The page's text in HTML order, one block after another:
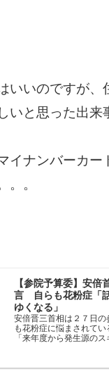
いいのですが、
いと思った出来
イナンバーカー
。。
【参院予算委】安倍
言 自らも花粉症「
ゆくなる」
安倍晋三首相は２７日
も花粉症に悩まされて
「来年度から発生源の